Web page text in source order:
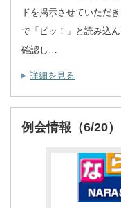
ドを掲示させていただ
で「ピッ！」と読み込
確認し…
詳細を見る
例会情報（6/20）